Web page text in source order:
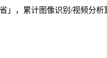
，累计图像识别/视频分